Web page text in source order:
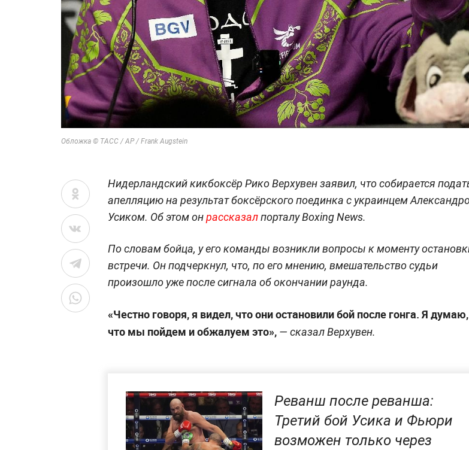
Обложка © ТАСС / АР / Frank Augstein
Нидерландский кикбоксёр Рико Верхувен заявил, что собирается
апелляцию на результат боксёрского поединка с украинцем
Усиком. Об этом онрассказалпорталу Boxing News.
По словам бойца, у его команды возникли вопросы к моменту
встречи. Он подчеркнул, что, по его мнению, вмешательство судьи
произошло уже после сигнала об окончании раунда.
«Честно говоря, я видел, что они остановили бой после гонга. Я думаю,
что мы пойдем и обжалуем это», — сказал Верхувен.
Реванш после реванша:
Третий бой Усика и Фьюри
возможен только через